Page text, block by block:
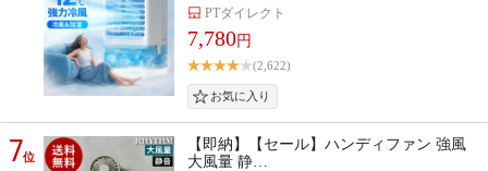
PTダイレクト
7,780円
(2,622)
7位
【即納】【セール】ハンディファン 強風
大風量 静…